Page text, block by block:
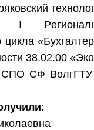
I
38.02.00
СПО СФ
: